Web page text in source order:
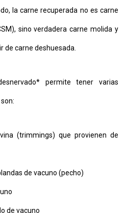
la carne recuperada no es carne
sino verdadera carne molida y
de carne deshuesada.
permite tener varias
(trimmings) que provienen de
de vacuno (pecho)
de vacuno